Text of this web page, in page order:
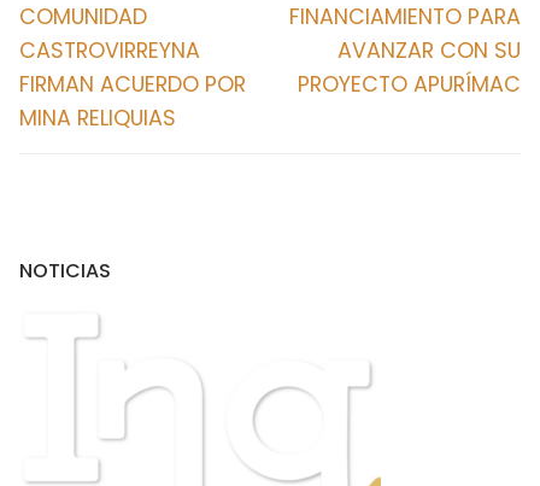
Lambayeque
Piura
COMUNIDAD
CASTROVIRREYNA
FIRMAN ACUERDO POR
MINA RELIQUIAS
FINANCIAMIENTO PARA
AVANZAR CON SU
PROYECTO APURÍMAC
NOTICIAS